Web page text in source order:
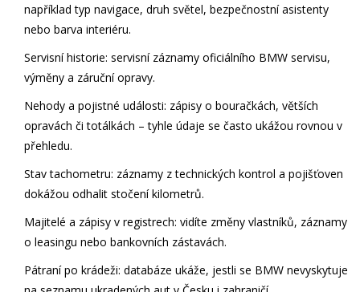
například typ navigace, druh světel, bezpečnostní asistenty
nebo barva interiéru.
Servisní historie: servisní záznamy oficiálního BMW servisu,
výměny a záruční opravy.
Nehody a pojistné události: zápisy o bouračkách, větších
opravách či totálkách – tyhle údaje se často ukážou rovnou v
přehledu.
Stav tachometru: záznamy z technických kontrol a pojišťoven
dokážou odhalit stočení kilometrů.
Majitelé a zápisy v registrech: vidíte změny vlastníků, záznamy
o leasingu nebo bankovních zástavách.
Pátraní po krádeži: databáze ukáže, jestli se BMW nevyskytuje